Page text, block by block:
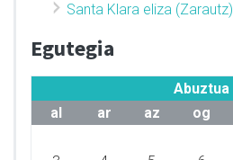
Santa Klara eliza (Zarautz)
Egutegia
Abuztua
al
ar az og